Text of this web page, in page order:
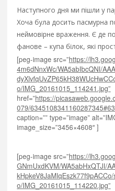
Наступного дня ми пішли у
Хоча була досить пасмурна
неймовірне враження. Є де
фанове – купа білок, які
[peg-image src=”https://
4m6dNnxWc/WA5abIbcQNI/
o/IMG_20161015_114241.jpg”
href=”https://
079/
caption=”” type=”image”
image_size=”3456×4608″ ]
[peg-image src=”https://
GNmUxdKVM/WA5abHxQTJI/
o/IMG_20161015_114220.jpg”